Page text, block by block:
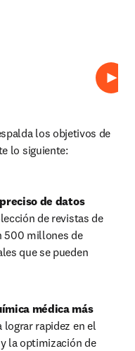
los objetivos de
lo siguiente:
de datos
de revistas de
500 millones de
que se pueden
lograr rapidez en el
la optimización de